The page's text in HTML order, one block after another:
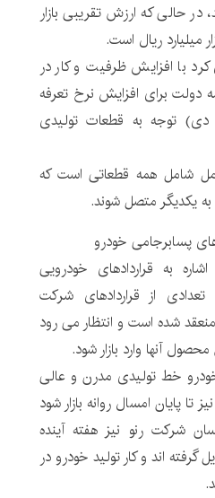
حالی که ارزش تقریبی بازار
با افزایش ظرفیت و کار در
دولت برای افزایش نرخ تعرفه
توجه به قطعات تولیدی
شامل همه قطعاتی است که
به یکدیگر متصل شوند.
پسابرجامی خودرو
به قراردادهای خودرویی
تعدادی از قراردادهای شرکت
شده است و انتظار می رود
آنها وارد بازار شود.
۳۰۱ ایران خودرو خط تولیدی مدرن و عالی
تا پایان امسال روانه بازار شود
شرکت رنو نیز هفته آینده
اند و کار تولید خودرو در